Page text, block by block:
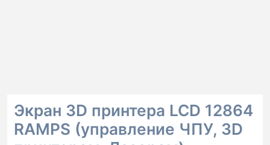
Экран 3D принтера LCD 12864
RAMPS (управление ЧПУ, 3D